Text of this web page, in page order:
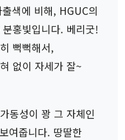
색에 비해, HGUC의
홍빛입니다. 베리굿!
뻑뻑해서,
없이 자세가 잘~
동성이 꽝 그 자체인
여줍니다. 땅딸한